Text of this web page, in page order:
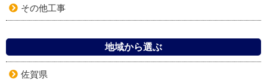
その他工事
地域から選ぶ
佐賀県